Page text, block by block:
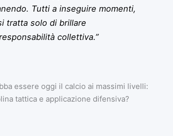
Tutti a inseguire momenti,
tratta solo di brillare
collettiva.”
essere oggi il calcio ai massimi livelli:
tattica e applicazione difensiva?